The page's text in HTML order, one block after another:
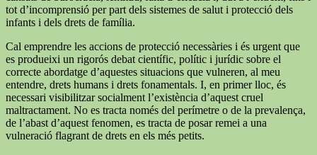
tot d’incomprensió per part dels sistemes de salut i protecció dels
infants i dels drets de família.
Cal emprendre les accions de protecció necessàries i és urgent que
es produeixi un rigorós debat científic, polític i jurídic sobre el
correcte abordatge d’aquestes situacions que vulneren, al meu
entendre, drets humans i drets fonamentals. I, en primer lloc, és
necessari visibilitzar socialment l’existència d’aquest cruel
maltractament. No es tracta només del perímetre o de la prevalença,
de l’abast d’aquest fenomen, es tracta de posar remei a una
vulneració flagrant de drets en els més petits.